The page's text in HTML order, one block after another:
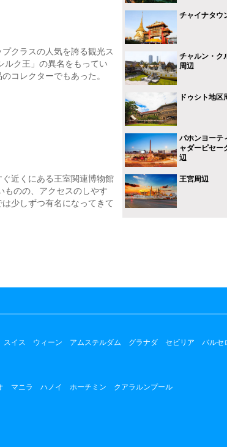
チャイナタウ
チャルン・ク
周辺
ドゥシト地区
パホンヨーテ
ャダーピセー
辺
王宮周辺
クラスの人気を誇る観光ス
ルク王」の異名をもってい
コレクターでもあった。
近くにある王室関連博物館
ものの、アクセスのしやす
少しずつ有名になってきて
スイス ウィーン アムステルダム グラナダ セビリア
バルセ
マニラ ハノイ ホーチミン クアラルンプール